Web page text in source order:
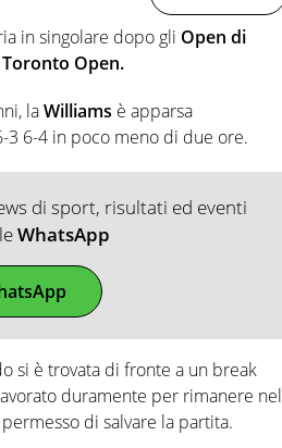
in singolare dopo gli Open di
Open.
laWilliams è apparsa
3 6-4 in poco meno di due ore.
di sport, risultati ed eventi
WhatsApp
si è trovata di fronte a un break
duramente per rimanere nel
di salvare la partita.